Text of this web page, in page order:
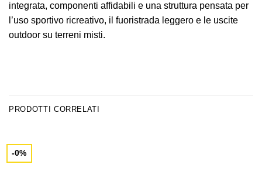
integrata, componenti affidabili e una struttura pensata per
l’uso sportivo ricreativo, il fuoristrada leggero e le uscite
outdoor su terreni misti.
PRODOTTI CORRELATI
-0%